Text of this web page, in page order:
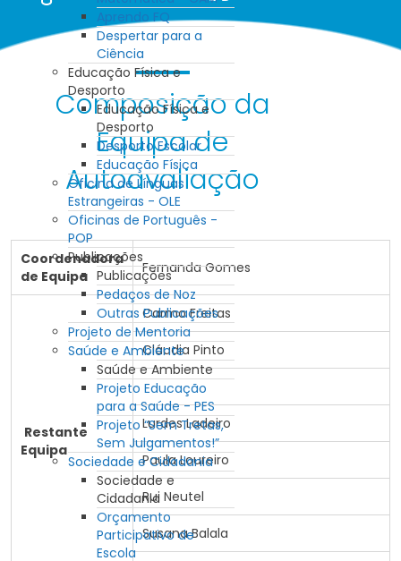
Aprendo FQ
Despertar para a
Ciência
Educação Física e
Desporto
Educação Física e
Desporto
Desporto Escolar
Educação Física
Oficina de Línguas
Estrangeiras - OLE
Oficinas de Português -
POP
Publicações
Publicações
Pedaços de Noz
Outras Publicações
Projeto de Mentoria
Saúde e Ambiente
Saúde e Ambiente
Projeto Educação
para a Saúde - PES
Projeto “Sem Tretas,
Sem Julgamentos!”
Sociedade e Cidadania
Sociedade e
Cidadania
Orçamento
Participativo de
Escola
Composição da
Equipa de
Autoavaliação
Coordenadora
de Equipa
Fernanda Gomes
Restante
Equipa
Carmo Freitas
Cláudia Pinto
Lurdes Ladeiro
Paula Loureiro
Rui Neutel
Susana Balala